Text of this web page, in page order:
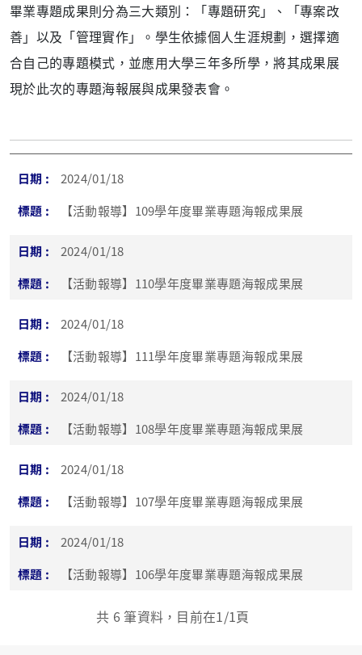
畢業專題成果則分為三大類別：「專題研究」、「專案改
善」以及「管理實作」。學生依據個人生涯規劃，選擇適
合自己的專題模式，並應用大學三年多所學，將其成果展
現於此次的專題海報展與成果發表會。
2024/01/18
【活動報導】109學年度畢業專題海報成果展
2024/01/18
【活動報導】110學年度畢業專題海報成果展
2024/01/18
【活動報導】111學年度畢業專題海報成果展
2024/01/18
【活動報導】108學年度畢業專題海報成果展
2024/01/18
【活動報導】107學年度畢業專題海報成果展
2024/01/18
【活動報導】106學年度畢業專題海報成果展
共 6 筆資料，目前在1/1頁